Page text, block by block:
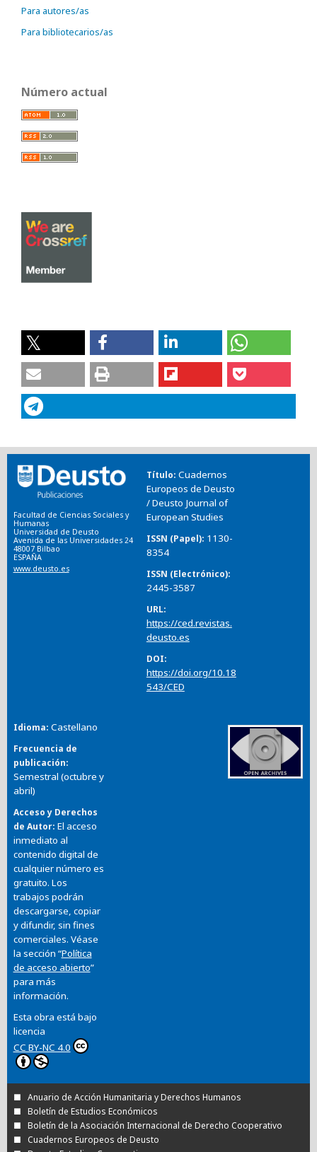
Para autores/as
Para bibliotecarios/as
Número actual
Facultad de Ciencias Sociales y
Humanas
Universidad de Deusto
Avenida de las Universidades 24
48007 Bilbao
ESPAÑA
www.deusto.es
Título Cuadernos
Europeos de Deusto
/ Deusto Journal of
European Studies
ISSN (Papel) 1130-
8354
ISSN (Electrónico)
2445-3587
URL
https://ced.revistas.
deusto.es
DOI
https://doi.org/10.18
543/CED
Idioma Castellano
Frecuencia de
publicación
Semestral (octubre y
abril)
Acceso y Derechos
de Autor El acceso
inmediato al
contenido digital de
cualquier número es
gratuito. Los
trabajos podrán
descargarse, copiar
y difundir, sin fines
comerciales. Véase
la sección “Política
de acceso abierto”
para más
información.
Esta obra está bajo
licencia
CC BY-NC 4.0
Anuario de Acción Humanitaria y Derechos Humanos
Boletín de Estudios Económicos
Boletín de la Asociación Internacional de Derecho Cooperativo
Cuadernos Europeos de Deusto